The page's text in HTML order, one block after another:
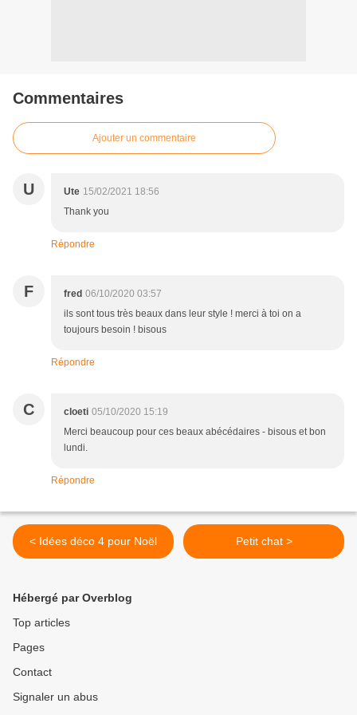
Commentaires
Ajouter un commentaire
U Ute 15/02/2021 18:56
Thank you
Répondre
F fred 06/10/2020 03:57
ils sont tous très beaux dans leur style ! merci à toi on a
toujours besoin ! bisous
Répondre
C cloeti 05/10/2020 15:19
Merci beaucoup pour ces beaux abécédaires - bisous et bon
lundi.
Répondre
< Idées déco 4 pour Noël Petit chat >
Hébergé par Overblog
Top articles
Pages
Contact
Signaler un abus